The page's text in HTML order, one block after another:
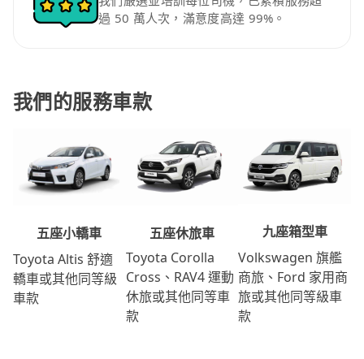
過 50 萬人次，滿意度高達 99%。
我們的服務車款
五座小轎車
Toyota Altis 舒適
轎車或其他同等級
車款
五座休旅車
Toyota Corolla
Cross、RAV4 運動
休旅或其他同等車
款
九座箱型車
Volkswagen 旗艦
商旅、Ford 家用商
旅或其他同等級車
款